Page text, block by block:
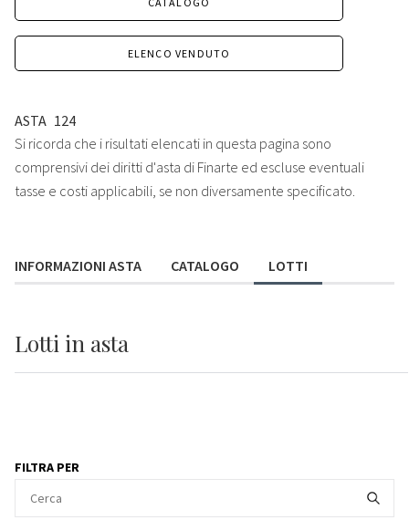
ELENCO VENDUTO
ASTA 124
Si ricorda che i risultati elencati in questa pagina sono
comprensivi dei diritti d'asta di Finarte ed escluse eventuali
tasse e costi applicabili, se non diversamente specificato.
INFORMAZIONI ASTA CATALOGO LOTTI
Lotti in asta
FILTRA PER